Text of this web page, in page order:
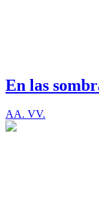
En las
AA. VV.